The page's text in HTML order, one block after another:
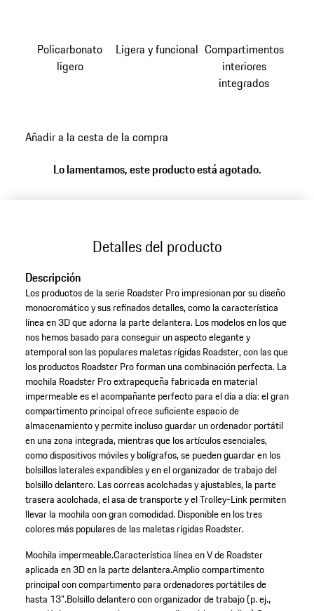
Policarbonato
ligero
Ligera y funcional Compartimentos
interiores
integrados
Añadir a la cesta de la compra
Lo lamentamos, este producto está agotado.
Detalles del producto
Descripción
Los productos de la serie Roadster Pro impresionan por su diseño
monocromático y sus refinados detalles, como la característica
línea en 3D que adorna la parte delantera. Los modelos en los que
nos hemos basado para conseguir un aspecto elegante y
atemporal son las populares maletas rígidas Roadster, con las que
los productos Roadster Pro forman una combinación perfecta. La
mochila Roadster Pro extrapequeña fabricada en material
impermeable es el acompañante perfecto para el día a día: el gran
compartimento principal ofrece suficiente espacio de
almacenamiento y permite incluso guardar un ordenador portátil
en una zona integrada, mientras que los artículos esenciales,
como dispositivos móviles y bolígrafos, se pueden guardar en los
bolsillos laterales expandibles y en el organizador de trabajo del
bolsillo delantero. Las correas acolchadas y ajustables, la parte
trasera acolchada, el asa de transporte y el Trolley-Link permiten
llevar la mochila con gran comodidad. Disponible en los tres
colores más populares de las maletas rígidas Roadster.
Mochila impermeable.Característica línea en V de Roadster
aplicada en 3D en la parte delantera.Amplio compartimento
principal con compartimento para ordenadores portátiles de
hasta 13".Bolsillo delantero con organizador de trabajo (p. ej.,